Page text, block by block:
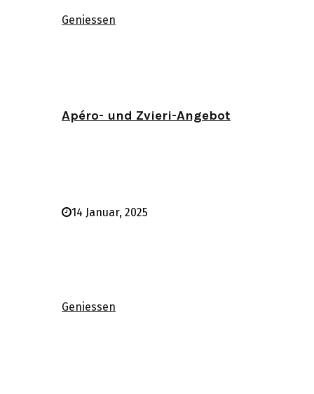
Geniessen
Apéro- und Zvieri-Angebot
14 Januar, 2025
Geniessen